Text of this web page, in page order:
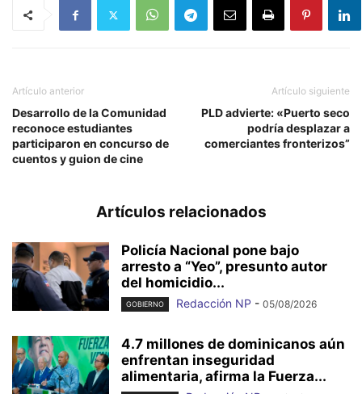
Artículo anterior
Desarrollo de la Comunidad
reconoce estudiantes
participaron en concurso de
cuentos y guion de cine
Artículo siguiente
PLD advierte: «Puerto seco
podría desplazar a
comerciantes fronterizos”
Artículos relacionados
Policía Nacional pone bajo
arresto a “Yeo”, presunto autor
del homicidio...
GOBIERNO Redacción NP - 05/08/2026
4.7 millones de dominicanos aún
enfrentan inseguridad
alimentaria, afirma la Fuerza...